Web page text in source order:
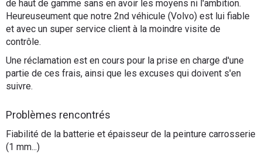
de haut de gamme sans en avoir les moyens ni l'ambition.
Heureuseument que notre 2nd véhicule (Volvo) est lui fiable
et avec un super service client à la moindre visite de
contrôle.
Une réclamation est en cours pour la prise en charge d'une
partie de ces frais, ainsi que les excuses qui doivent s'en
suivre.
Problèmes rencontrés
Fiabilité de la batterie et épaisseur de la peinture carrosserie
(1 mm...)